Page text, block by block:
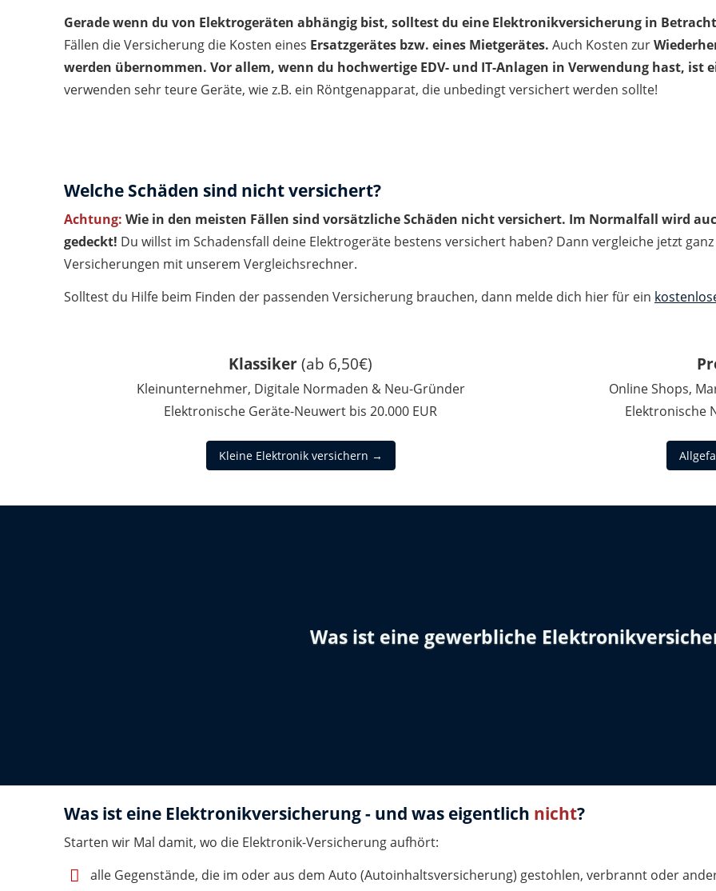
Gerade wenn du von Elektrogeräten abhängig bist, solltest du eine Elektronikversicherung in
Fällen die Versicherung die Kosten eines Ersatzgerätes bzw. eines Mietgerätes. Auch Kosten zur
werden übernommen. Vor allem, wenn du hochwertige EDV- und IT-Anlagen in Verwendung hast, ist
verwenden sehr teure Geräte, wie z.B. ein Röntgenapparat, die unbedingt versichert werden sollte!
Welche Schäden sind nicht versichert?
Achtung: Wie in den meisten Fällen sind vorsätzliche Schäden nicht versichert. Im Normalfall wird
gedeckt! Du willst im Schadensfall deine Elektrogeräte bestens versichert haben? Dann vergleiche jetzt
Versicherungen mit unserem Vergleichsrechner.
Solltest du Hilfe beim Finden der passenden Versicherung brauchen, dann melde dich hier für ein
Klassiker(ab 6,50€)
Kleinunternehmer, Digitale Normaden & Neu-Gründer
Elektronische Geräte-Neuwert bis 20.000 EUR
Kleine Elektronik versichern →
Online Shops,
Elektronische
Was ist eine gewerbliche
Was ist eine Elektronikversicherung - und was eigentlich nicht?
Starten wir Mal damit, wo die Elektronik-Versicherung aufhört:
alle Gegenstände, die im oder aus dem Auto (Autoinhaltsversicherung) gestohlen, verbrannt oder